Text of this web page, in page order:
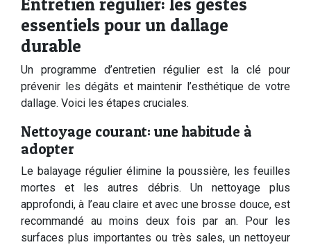
Entretien régulier: les gestes
essentiels pour un dallage
durable
Un programme d’entretien régulier est la clé pour
prévenir les dégâts et maintenir l’esthétique de votre
dallage. Voici les étapes cruciales.
Nettoyage courant: une habitude à
adopter
Le balayage régulier élimine la poussière, les feuilles
mortes et les autres débris. Un nettoyage plus
approfondi, à l’eau claire et avec une brosse douce, est
recommandé au moins deux fois par an. Pour les
surfaces plus importantes ou très sales, un nettoyeur